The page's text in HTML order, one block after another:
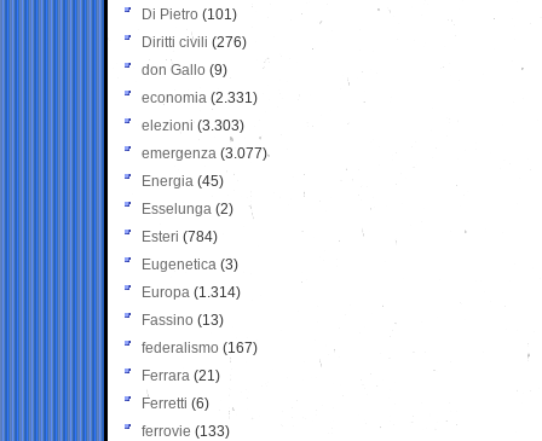
Di Pietro (101)
Diritti civili (276)
don Gallo (9)
economia (2.331)
elezioni (3.303)
emergenza (3.077)
Energia (45)
Esselunga (2)
Esteri (784)
Eugenetica (3)
Europa (1.314)
Fassino (13)
federalismo (167)
Ferrara (21)
Ferretti (6)
ferrovie (133)